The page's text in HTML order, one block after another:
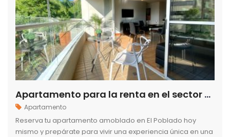
Apartamento para la renta en el sector de Milla de Oro en el Poblado Medellín
Apartamento
Reserva tu apartamento amoblado en El Poblado hoy
mismo y prepárate para vivir una experiencia única en una